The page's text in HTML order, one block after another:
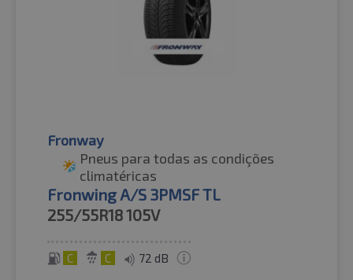
Fronway
Pneus para todas as condições
climatéricas
Fronwing A/S 3PMSF TL
255/55R18105V
C C 72 dB